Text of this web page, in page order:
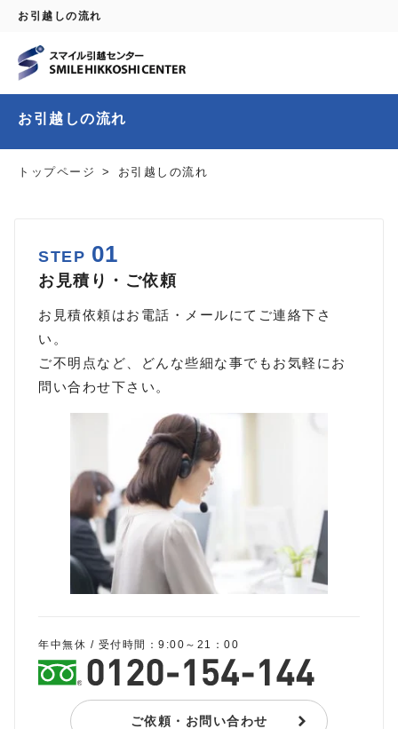
お引越しの流れ
お引越しの流れ
トップページ お引越しの流れ
STEP 01
お見積り・ご依頼
お見積依頼はお電話・メールにてご連絡下さ
い。
ご不明点など、どんな些細な事でもお気軽にお
問い合わせ下さい。
年中無休 / 受付時間：9:00～21：00
ご依頼・お問い合わせ